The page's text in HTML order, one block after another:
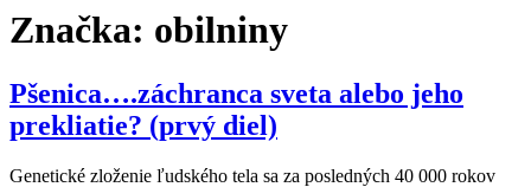
Značka: obilniny
Pšenica….záchranca sveta alebo jeho
prekliatie? (prvý diel)
Genetické zloženie ľudského tela sa za posledných 40 000 rokov